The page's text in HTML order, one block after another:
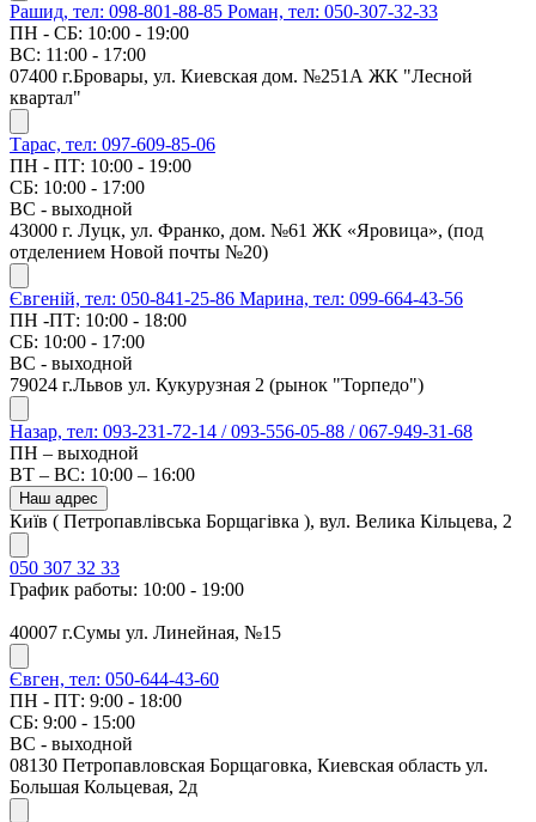
Рашид, тел: 098-801-88-85 Роман, тел: 050-307-32-33
ПН - СБ: 10:00 - 19:00
ВС: 11:00 - 17:00
07400 г.Бровары, ул. Киевская дом. №251А ЖК "Лесной
квартал"
Тарас, тел: 097-609-85-06
ПН - ПТ: 10:00 - 19:00
СБ: 10:00 - 17:00
ВС - выходной
43000 г. Луцк, ул. Франко, дом. №61 ЖК «Яровица», (под
отделением Новой почты №20)
Євгеній, тел: 050-841-25-86 Марина, тел: 099-664-43-56
ПН -ПТ: 10:00 - 18:00
СБ: 10:00 - 17:00
ВС - выходной
79024 г.Львов ул. Кукурузная 2 (рынок "Торпедо")
Назар, тел: 093-231-72-14 / 093-556-05-88 / 067-949-31-68
ПН – выходной
ВТ – ВС: 10:00 – 16:00
Наш адрес
Київ ( Петропавлівська Борщагівка ), вул. Велика Кільцева, 2
050 307 32 33
График работы: 10:00 - 19:00
40007 г.Сумы ул. Линейная, №15
Євген, тел: 050-644-43-60
ПН - ПТ: 9:00 - 18:00
СБ: 9:00 - 15:00
ВС - выходной
08130 Петропавловская Борщаговка, Киевская область ул.
Большая Кольцевая, 2д